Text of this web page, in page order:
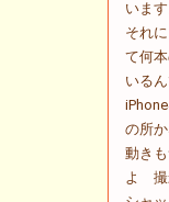
いま
それ
て何
いる
の所
動き
よ 撮